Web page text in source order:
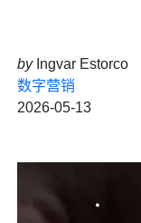
byIngvar Estorco
数字营销
2026-05-13